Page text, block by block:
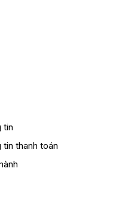
tin
thanh toán